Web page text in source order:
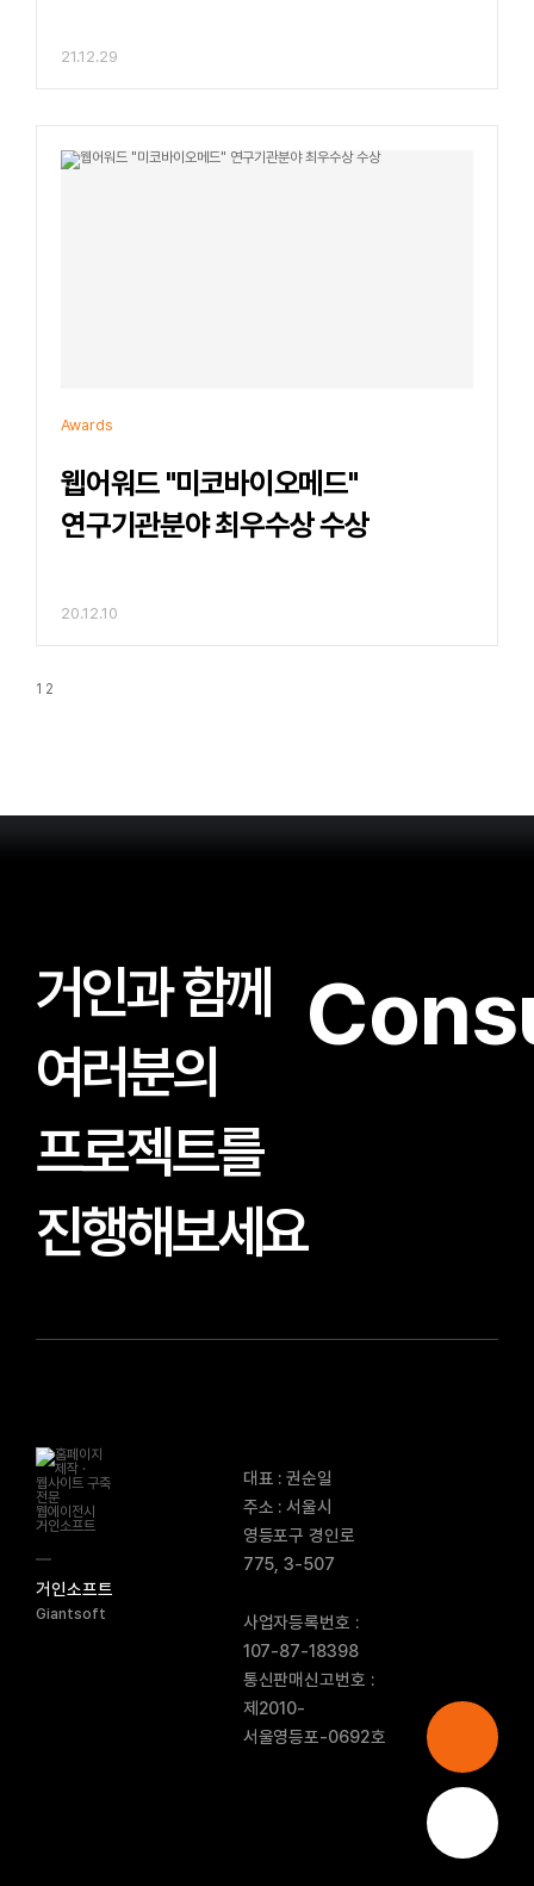
21.12.29
Awards
웹어워드 "미코바이오메드"
연구기관분야 최우수상 수상
20.12.10
1 2
거인과 함께
여러분의
프로젝트를
진행해보세요
거인소프트
Giantsoft
대표 : 권순일
주소 : 서울시
영등포구 경인로
775, 3-507
사업자등록번호 :
107-87-18398
통신판매신고번호 :
제2010-
서울영등포-0692호